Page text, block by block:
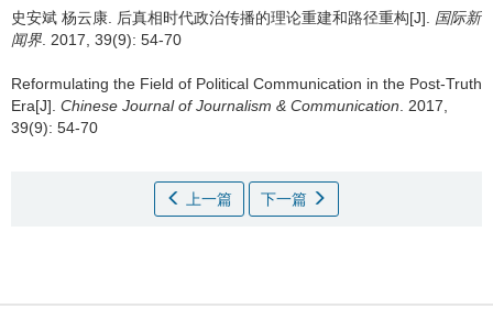
史安斌 杨云康. 后真相时代政治传播的理论重建和路径重构[J]. 国际新
闻界 . 2017, 39(9): 54-70
Reformulating the Field of Political Communication in the Post-Truth
Era[J]. Chinese Journal of Journalism & Communication . 2017,
39(9): 54-70
上一篇 下一篇